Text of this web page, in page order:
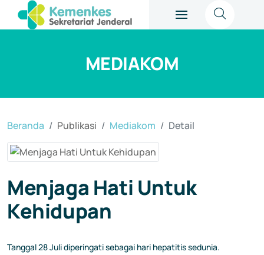
MEDIAKOM
Beranda Publikasi Mediakom Detail
Menjaga Hati Untuk
Kehidupan
Tanggal 28 Juli diperingati sebagai hari hepatitis sedunia.